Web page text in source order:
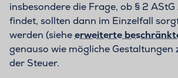
insbesondere die Frage, ob § 2
findet, sollten dann im Einzelfall
werden (sieheerweiterte
genauso wie mögliche Gestaltungen
der Steuer.